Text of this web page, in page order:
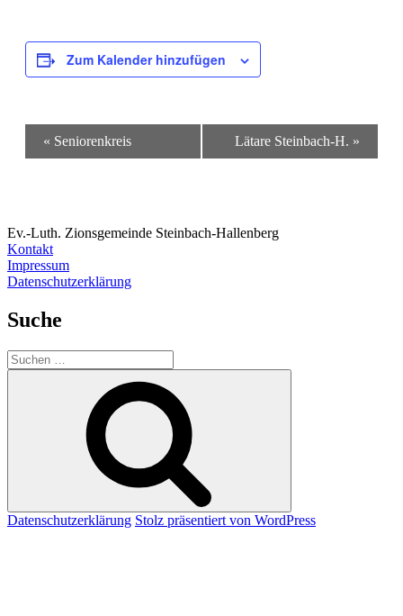
Zum Kalender hinzufügen
Veranstaltung-
« Seniorenkreis Lätare Steinbach-H. »
Ev.-Luth. Zionsgemeinde Steinbach-Hallenberg
Kontakt
Impressum
Datenschutzerklärung
Suche
Suchen
nach:
Datenschutzerklärung Stolz präsentiert von WordPress